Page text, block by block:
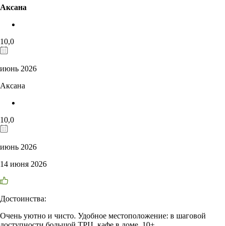
Аксана
10,0
июнь 2026
Аксана
10,0
июнь 2026
14 июня 2026
Достоинства:
Очень уютно и чисто. Удобное местоположение: в шаговой